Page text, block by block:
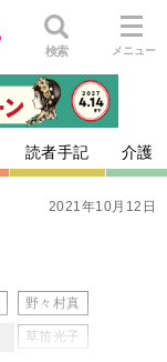
検索 メニュー
読者手記 介護
2021年10月12日
野々村真
草笛光子